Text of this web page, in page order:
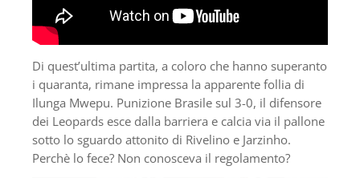
Di quest’ultima partita, a coloro che hanno superanto
i quaranta, rimane impressa la apparente follia di
Ilunga Mwepu. Punizione Brasile sul 3-0, il difensore
dei Leopards esce dalla barriera e calcia via il pallone
sotto lo sguardo attonito di Rivelino e Jarzinho.
Perchè lo fece? Non conosceva il regolamento?